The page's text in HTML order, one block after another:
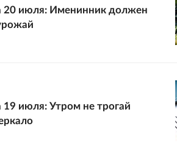
20 июля: Именинник должен
июля: Утром не трогай